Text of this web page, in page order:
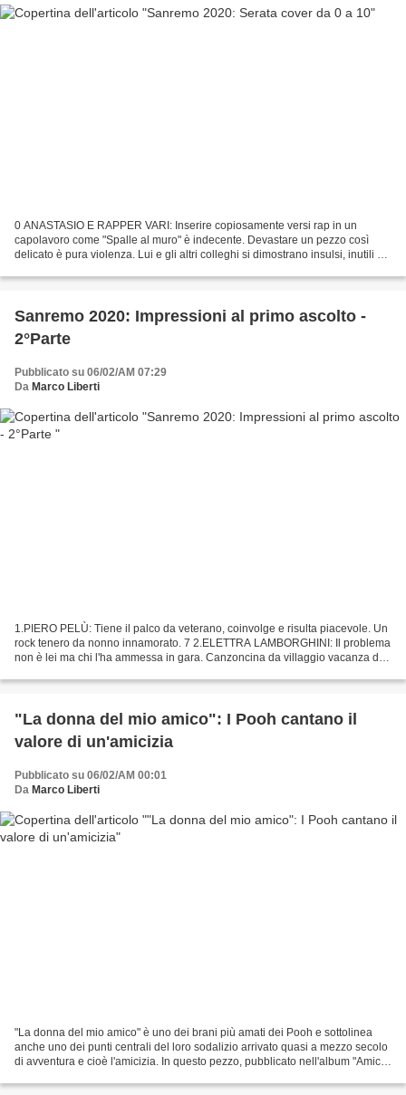
0 ANASTASIO E RAPPER VARI: Inserire copiosamente versi rap in un
capolavoro come "Spalle al muro" è indecente. Devastare un pezzo così
delicato è pura violenza. Lui e gli altri colleghi si dimostrano insulsi, inutili e
Sanremo 2020: Impressioni al primo ascolto -
2°Parte
Pubblicato su 06/02/AM 07:29
Da Marco Liberti
1.PIERO PELÙ: Tiene il palco da veterano, coinvolge e risulta piacevole. Un
rock tenero da nonno innamorato. 7 2.ELETTRA LAMBORGHINI: Il problema
non è lei ma chi l'ha ammessa in gara. Canzoncina da villaggio vacanza di
"La donna del mio amico": I Pooh cantano il
valore di un'amicizia
Pubblicato su 06/02/AM 00:01
Da Marco Liberti
"La donna del mio amico" è uno dei brani più amati dei Pooh e sottolinea
anche uno dei punti centrali del loro sodalizio arrivato quasi a mezzo secolo
di avventura e cioè l'amicizia. In questo pezzo, pubblicato nell'album "Amici